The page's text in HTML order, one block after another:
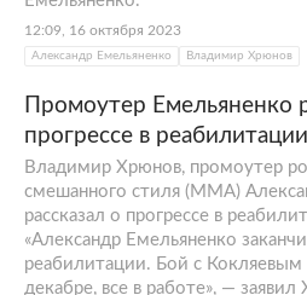
12:09, 16 октября 2023
Александр Емельяненко Владимир Хрюнов
Промоутер Емельяненко
прогрессе в
Владимир Хрюнов, промоутер
смешанного стиля (ММА)
рассказал о прогрессе в
«Александр Емельяненко
реабилитации. Бой с Кокляевым
декабре, все в работе», — заявил